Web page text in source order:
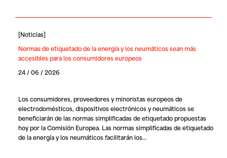
[Noticias]
Normas de etiquetado de la energía y los neumáticos sean más
accesibles para los consumidores europeos
24 / 06 / 2026
Los consumidores, proveedores y minoristas europeos de
electrodomésticos, dispositivos electrónicos y neumáticos se
beneficiarán de las normas simplificadas de etiquetado propuestas
hoy por la Comisión Europea. Las normas simplificadas de etiquetado
de la energía y los neumáticos facilitarán los…